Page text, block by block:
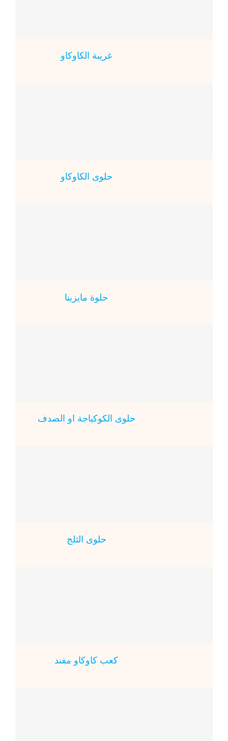
غريبة الكاوكاو
حلوى الكاوكاو
حلوة مايزينا
حلوى الكوكياجة او الصدف
حلوى الثلج
كعب كاوكاو مفند